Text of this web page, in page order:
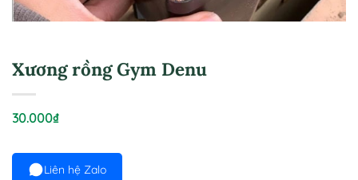
Xương rồng Gym Denu
30.000₫
Liên hệ Zalo